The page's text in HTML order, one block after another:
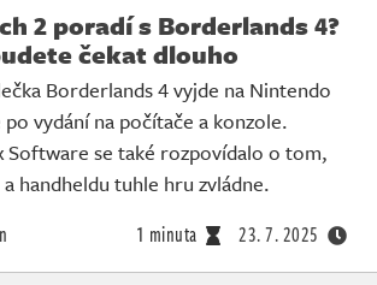
2 poradí s Borderlands 4?
čekat dlouho
Borderlands 4 vyjde na Nintendo
vydání na počítače a konzole.
Software se také rozpovídalo o tom,
handheldu tuhle hru zvládne.
1 minuta 23. 7. 2025